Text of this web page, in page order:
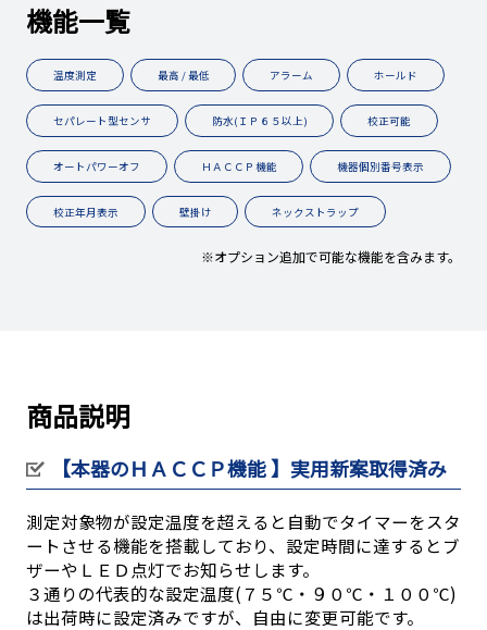
機能一覧
温度測定 最高 / 最低 アラーム ホールド
セパレート型センサ 防水(ＩＰ６５以上) 校正可能
オートパワーオフ ＨＡＣＣＰ機能 機器個別番号表示
校正年月表示 壁掛け ネックストラップ
※オプション追加で可能な機能を含みます。
商品説明
【本器のＨＡＣＣＰ機能 】実用新案取得済み
測定対象物が設定温度を超えると自動でタイマーをスタ
ートさせる機能を搭載しており、設定時間に達するとブ
ザーやＬＥＤ点灯でお知らせします。
３通りの代表的な設定温度(７５℃・９０℃・１００℃)
は出荷時に設定済みですが、自由に変更可能です。